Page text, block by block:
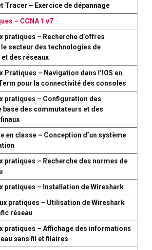
Tracer – Exercice de dépannage
– CCNA 1 v7
pratiques – Recherche d’offres
le secteur des technologies de
des réseaux
Pratiques – Navigation dans l’IOS en
pour la connectivité des consoles
pratiques – Configuration des
base des commutateurs et des
en classe – Conception d’un système
pratiques – Recherche des normes de
pratiques – Installation de Wireshark
pratiques – Utilisation de Wireshark
réseau
pratiques – Affichage des informations
sans fil et filaires